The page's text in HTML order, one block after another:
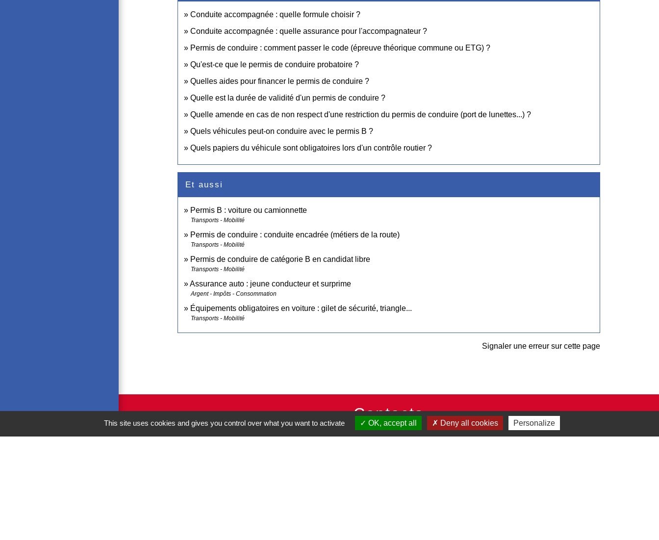
Conduite accompagnée : quelle formule choisir ?
Conduite accompagnée : quelle assurance pour l'accompagnateur ?
Permis de conduire : comment passer le code (épreuve théorique commune ou ETG) ?
Qu'est-ce que le permis de conduire probatoire ?
Quelles aides pour financer le permis de conduire ?
Quelle est la durée de validité d'un permis de conduire ?
Quelle amende en cas de non respect d'une restriction du permis de conduire (port de lunettes...) ?
Quels véhicules peut-on conduire avec le permis B ?
Quels papiers du véhicule sont obligatoires lors d'un contrôle routier ?
Et aussi
Permis B : voiture ou camionnette
Transports - Mobilité
Permis de conduire : conduite encadrée (métiers de la route)
Transports - Mobilité
Permis de conduire de catégorie B en candidat libre
Transports - Mobilité
Assurance auto : jeune conducteur et surprime
Argent - Impôts - Consommation
Équipements obligatoires en voiture : gilet de sécurité, triangle...
Transports - Mobilité
Signaler une erreur sur cette page
Contacts
This site uses cookies and gives you control over what you want to activate OK, accept all Deny all cookies Personalize